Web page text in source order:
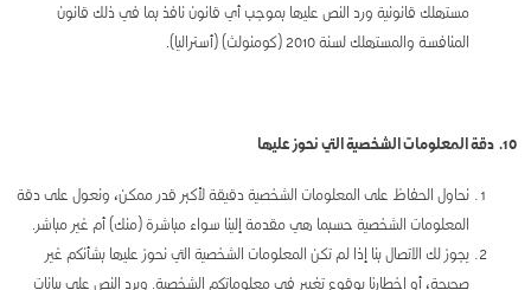
مستهلك قانونية ورد النص عليها بموجب أي قانون نافذ بما في ذلك قانون
المنافسة والمستهلك لسنة 2010 (كومنولث) (أستراليا).
10. دقة المعلومات الشخصية التي نحوز عليها
نحاول الحفاظ على المعلومات الشخصية دقيقة لأكبر قدر ممكن، ونعول على دقة
المعلومات الشخصية حسبما هي مقدمة إلينا سواء مباشرة (منك) أم غير مباشر.
يجوز لك الاتصال بنا إذا لم تكن المعلومات الشخصية التي نحوز عليها بشأنكم غير